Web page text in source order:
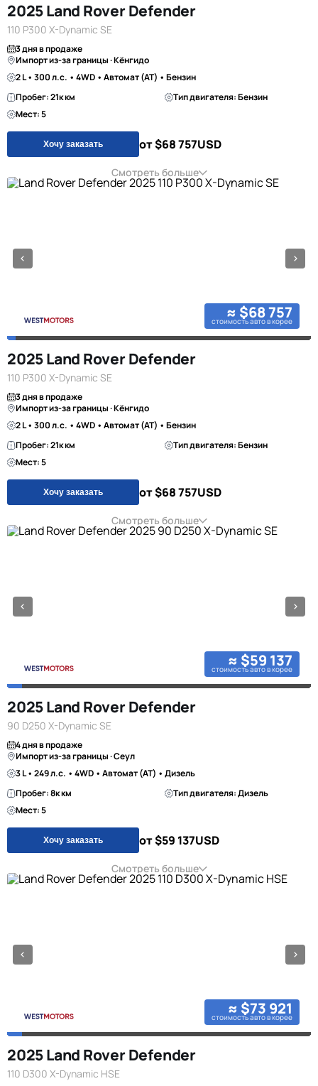
2025 Land Rover Defender
110 P300 X-Dynamic SE
3 дня в продаже
Импорт из-за границы · Кёнгидо
2 L • 300 л.с. • 4WD • Автомат (AT) • Бензин
Пробег: 21к км
Тип двигателя: Бензин
Мест: 5
Хочу заказать от $68 757USD
Смотреть больше
≈ $68 757
стоимость авто в корее
2025 Land Rover Defender
110 P300 X-Dynamic SE
3 дня в продаже
Импорт из-за границы · Кёнгидо
2 L • 300 л.с. • 4WD • Автомат (AT) • Бензин
Пробег: 21к км
Тип двигателя: Бензин
Мест: 5
Хочу заказать от $68 757USD
Смотреть больше
≈ $59 137
стоимость авто в корее
2025 Land Rover Defender
90 D250 X-Dynamic SE
4 дня в продаже
Импорт из-за границы · Сеул
3 L • 249 л.с. • 4WD • Автомат (AT) • Дизель
Пробег: 8к км
Тип двигателя: Дизель
Мест: 5
Хочу заказать от $59 137USD
Смотреть больше
≈ $73 921
стоимость авто в корее
2025 Land Rover Defender
110 D300 X-Dynamic HSE